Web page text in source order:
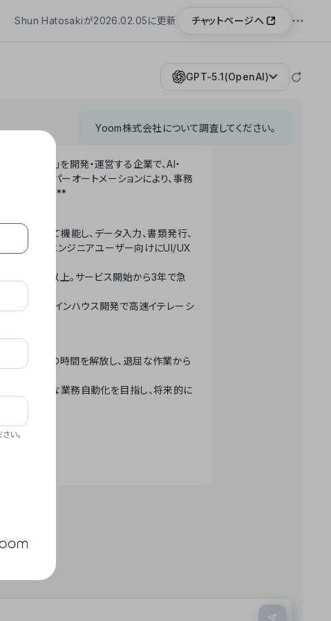
Shun Hatosakiが2026.02.05に更新 チャットページへ
GPT-5.1(OpenAI)
Yoom株式会社について調査してください。
「Yoom」を開発・運営する企業で、AI・
せたハイパーオートメーションにより、事務
しています。**
ースとして機能し、データ入力、書類発行、
自動化。非エンジニアユーザー向けにUI/UX
率300%以上。サービス開始から3年で急
ムで完結。インハウス開発で高速イテレーシ
ーで人々の時間を解放し、退屈な作業から
– 世界的な業務自動化を目指し、将来的に
い。